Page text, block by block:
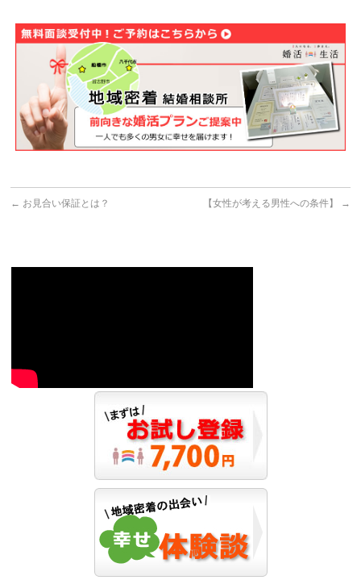
← お見合い保証とは？ 【女性が考える男性への条件】 →